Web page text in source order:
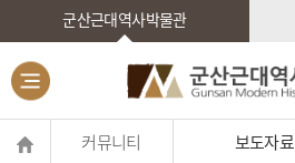
군산근대역사박물관
커뮤니티 보도자료